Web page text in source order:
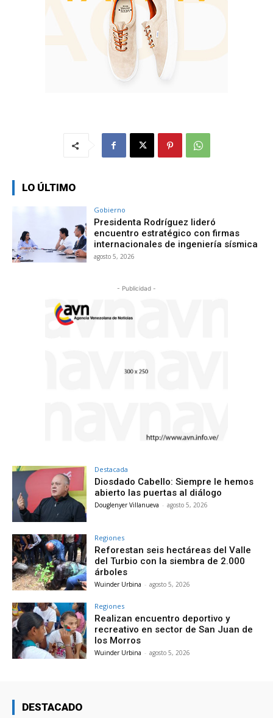
LO ÚLTIMO
Gobierno
Presidenta Rodríguez lideró
encuentro estratégico con firmas
internacionales de ingeniería sísmica
agosto 5, 2026
- Publicidad -
Destacada
Diosdado Cabello: Siempre le hemos
abierto las puertas al diálogo
Douglenyer Villanueva - agosto 5, 2026
Regiones
Reforestan seis hectáreas del Valle
del Turbio con la siembra de 2.000
árboles
Wuinder Urbina - agosto 5, 2026
Regiones
Realizan encuentro deportivo y
recreativo en sector de San Juan de
los Morros
Wuinder Urbina - agosto 5, 2026
DESTACADO